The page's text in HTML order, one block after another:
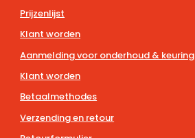
Prijzenlijst
Klant worden
Aanmelding voor onderhoud & keuring
Klant worden
Betaalmethodes
Verzending en retour